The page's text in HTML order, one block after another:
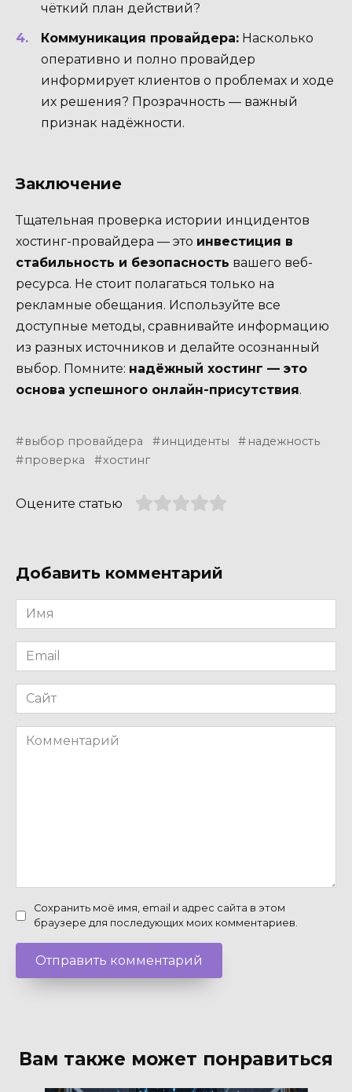
чёткий план действий?
Коммуникация провайдера: Насколько
оперативно и полно провайдер
информирует клиентов о проблемах и ходе
их решения? Прозрачность — важный
признак надёжности.
Заключение
Тщательная проверка истории инцидентов
хостинг-провайдера — это инвестиция в
стабильность и безопасность вашего веб-
ресурса. Не стоит полагаться только на
рекламные обещания. Используйте все
доступные методы, сравнивайте информацию
из разных источников и делайте осознанный
выбор. Помните: надёжный хостинг — это
основа успешного онлайн-присутствия.
выбор провайдера инциденты
надежность
проверка
хостинг
Оцените статью
Добавить комментарий
Имя
*
Email
*
Сайт
Комментарий
Сохранить моё имя, email и адрес сайта в этом
браузере для последующих моих комментариев.
Вам также может понравиться